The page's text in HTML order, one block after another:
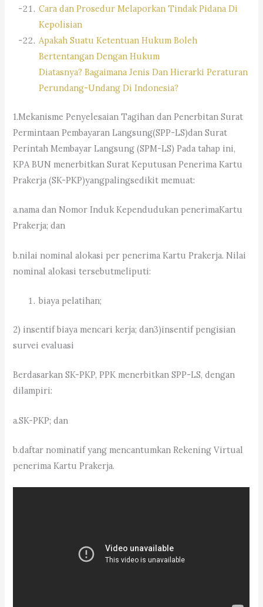
Cara dan Prosedur Melaporkan Tindak Pidana Di
Kepolisian
Apakah Suatu Ketentuan Hukum Boleh
Bertentangan Dengan Hukum
Diatasnya? Bagaimana Jenis Dan Hierarki Peraturan
Perundang-Undang Di Indonesia?
1.Mekanisme Penyelesaian Tagihan dan Penerbitan Surat
Permintaan Pembayaran Langsung(SPP-LS)dan Surat
Perintah Membayar Langsung (SPM-LS) Pada tahap ini,
KPA BUN menerbitkan Surat Keputusan Penerima Kartu
Prakerja (SK-PKP)yangpalingsedikit memuat:
a.nama dan Nomor Induk Kependudukan penerimaKartu
Prakerja; dan
b.nilai nominal alokasi per penerima Kartu Prakerja. Nilai
nominal alokasi tersebutmeliputi:
biaya pelatihan;
2) insentif biaya mencari kerja; dan3)insentif pengisian
survei evaluasi
Berdasarkan SK-PKP, PPK menerbitkan SPP-LS, dengan
dilampiri:
a.SK-PKP; dan
b.daftar nominatif yang mencantumkan Rekening Virtual
penerima Kartu Prakerja.